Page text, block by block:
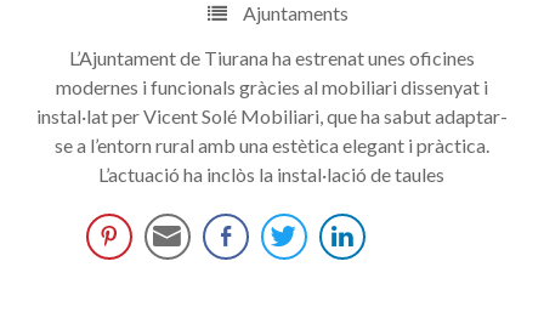
Ajuntaments
L’Ajuntament de Tiurana ha estrenat unes oficines
modernes i funcionals gràcies al mobiliari dissenyat i
instal·lat per Vicent Solé Mobiliari, que ha sabut adaptar-
se a l’entorn rural amb una estètica elegant i pràctica.
L’actuació ha inclòs la instal·lació de taules